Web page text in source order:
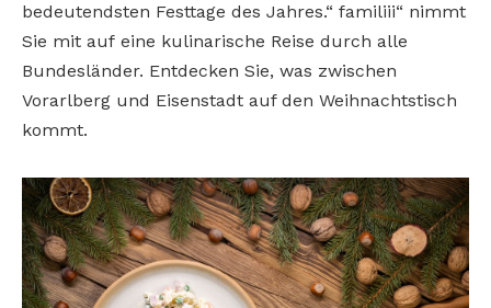
bedeutendsten Festtage des Jahres.“ familiii“ nimmt
Sie mit auf eine kulinarische Reise durch alle
Bundesländer. Entdecken Sie, was zwischen
Vorarlberg und Eisenstadt auf den Weihnachtstisch
kommt.